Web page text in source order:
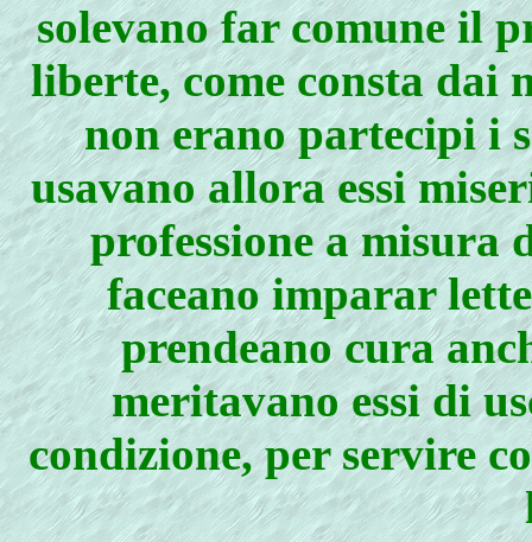
solevano far comune il
liberte, come consta
non erano partecipi i
usavano allora essi
professione a misura
faceano imparar
prendeano cura
meritavano essi di
condizione, per servire